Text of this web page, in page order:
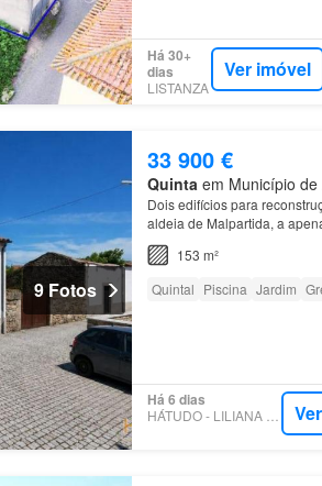
Há 30+
dias
LISTANZA
Ver imóvel
9 Fotos
33 900 €
Quintaem Município de
Dois edifícios para
aldeia de Malpartida, a
Almeida
153 m²
Quintal Piscina Jardim
Há 6 dias